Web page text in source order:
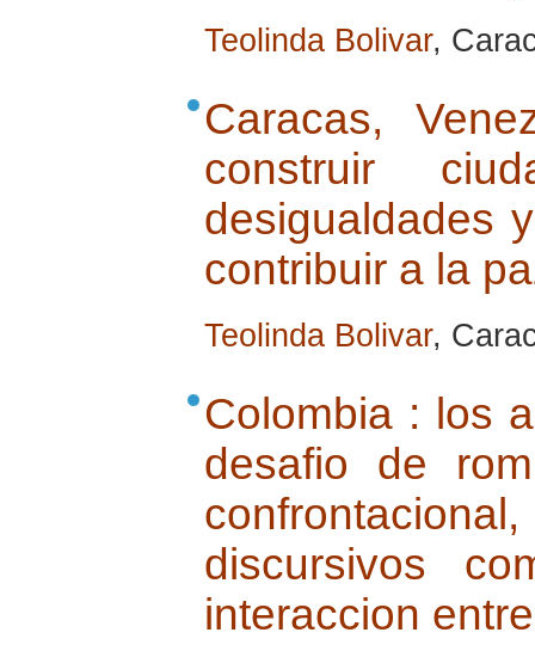
Teolinda Bolivar,
Caracas,
construir
desigualdades
contribuir a la
Teolinda Bolivar,
Colombia : los
desafio de
discursivos
interaccion